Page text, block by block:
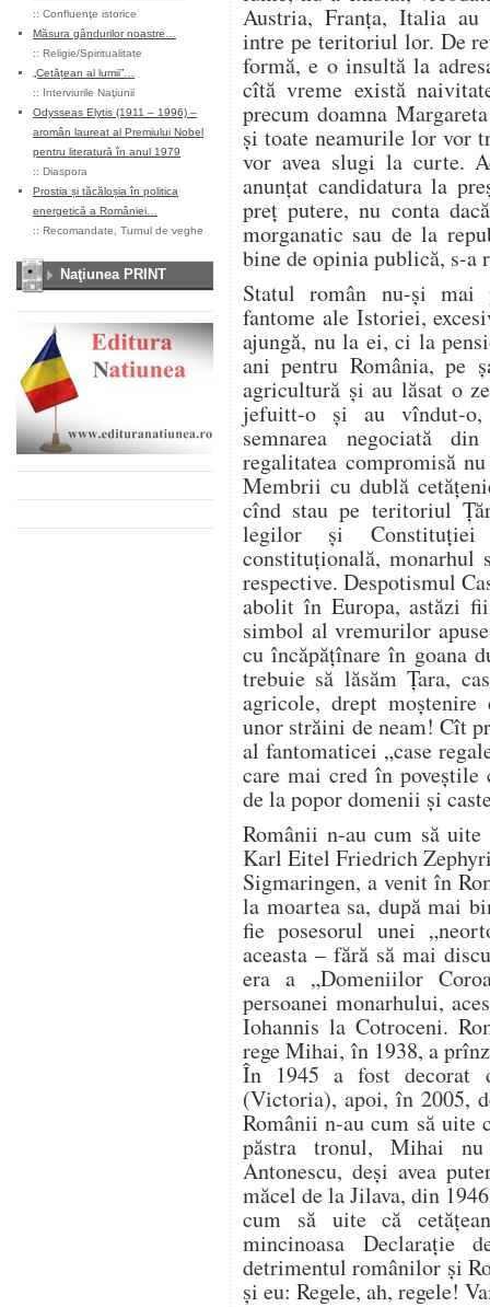
:: Confluenţe istorice
Măsura gândurilor noastre…
:: Religie/Spiritualitate
„Cetățean al lumii”…
:: Interviurile Naţiunii
Odysseas Elytis (1911 – 1996) –
aromân laureat al Premiului Nobel
pentru literatură în anul 1979
:: Diaspora
Prostia și tăcăloșia în politica
energetică a României…
:: Recomandate Turnul de veghe
Naţiunea PRINT
Austria, Franţa, Italia au
intre pe teritoriul lor. De
formă, e o insultă la
cîtă vreme există
precum doamna
şi toate neamurile lor vor
vor avea slugi la curte.
anunţat candidatura la
preţ putere, nu conta
morganatic sau de la
bine de opinia publică, s-a
Statul român nu-şi mai
fantome ale Istoriei,
ajungă, nu la ei, ci la
ani pentru România, pe
agricultură şi au lăsat o
jefuitt-o şi au vîndut-o,
semnarea negociată
regalitatea compromisă
Membrii cu dublă
cînd stau pe teritoriul
legilor şi
constituţională, monarhul
respective. Despotismul
abolit în Europa, astăzi
simbol al vremurilor
cu încăpăţînare în goana
trebuie să lăsăm Ţara,
agricole, drept
unor străini de neam! Cît
al fantomaticei „case
care mai cred în poveştile
de la popor domenii şi
Românii n-au cum să
Karl Eitel Friedrich
Sigmaringen, a venit în
la moartea sa, după mai
fie posesorul unei
aceasta – fără să mai
era a „Domeniilor
persoanei monarhului,
Iohannis la Cotroceni.
rege Mihai, în 1938, a
În 1945 a fost decorat
(Victoria), apoi, în 2005,
Românii n-au cum să uite
păstra tronul, Mihai
Antonescu, deşi avea
măcel de la Jilava, din
cum să uite că
mincinoasa Declaraţie
detrimentul românilor şi
şi eu: Regele, ah, regele!